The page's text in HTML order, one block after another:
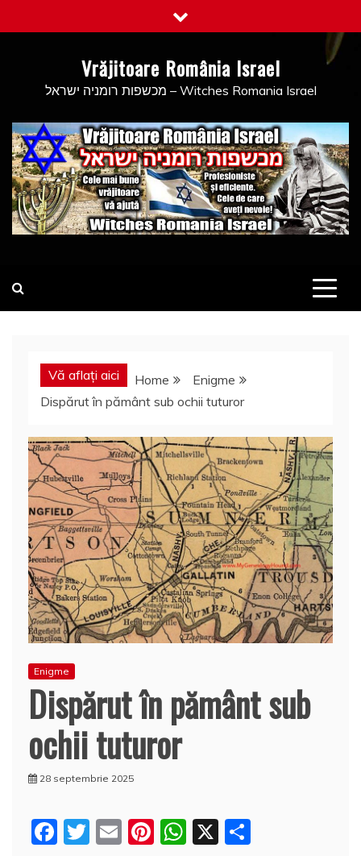
to
Vrăjitoare România Israel
מכשפות רומניה ישראל – Witches Romania Israel
Vă aflați aici Home
Enigme
Dispărut în pământ sub ochii tuturor
Enigme
Dispărut în pământ sub
ochii tuturor
28 septembrie 2025
F
T
E
Pi W X